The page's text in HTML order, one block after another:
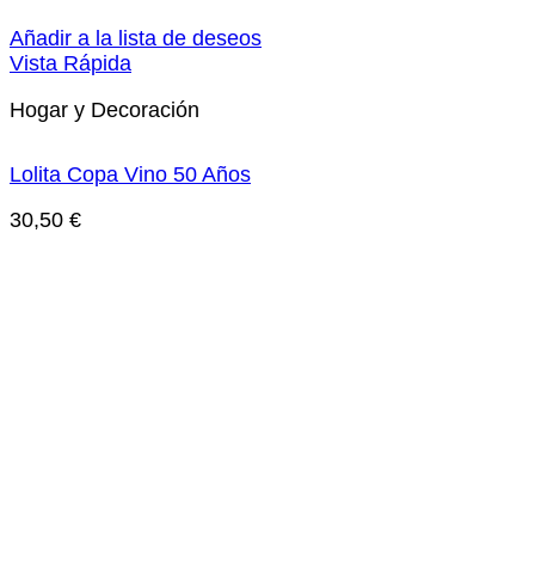
Añadir a la lista de deseos
Vista Rápida
Hogar y Decoración
Lolita Copa Vino 50 Años
30,50 €